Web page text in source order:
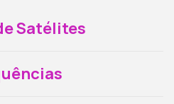
Satélites